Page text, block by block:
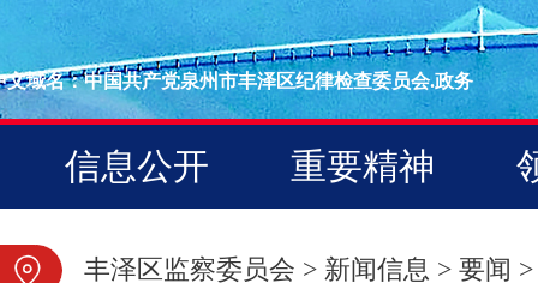
文域名：中国共产党泉州市丰泽区纪律检查委员会.政务
信息公开 重要精神
图片新闻
丰泽区监察委员会 > 新闻信息 > 要闻 >